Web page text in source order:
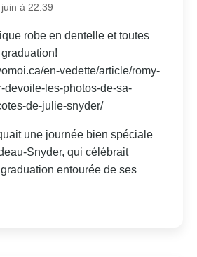
à 22:39
robe en dentelle et toutes
en-vedette/article/romy-
devoile-les-photos-de-sa-
de-julie-snyder/
une journée bien spéciale
Snyder, qui célébrait
entourée de ses